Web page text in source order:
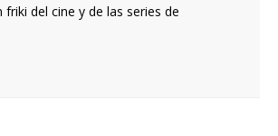
friki del cine y de las series de